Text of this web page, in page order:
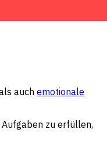
auch emotionale
zu erfüllen,